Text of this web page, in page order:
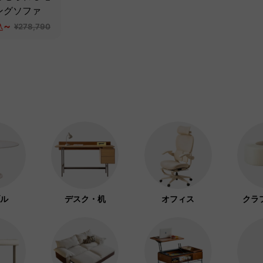
グソファ
~ ¥278,790
デスク・机 オフィス クラ